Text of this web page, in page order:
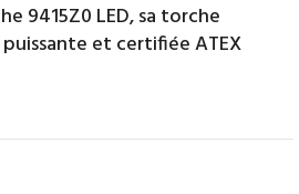
9415Z0 LED, sa torche
et certifiée ATEX